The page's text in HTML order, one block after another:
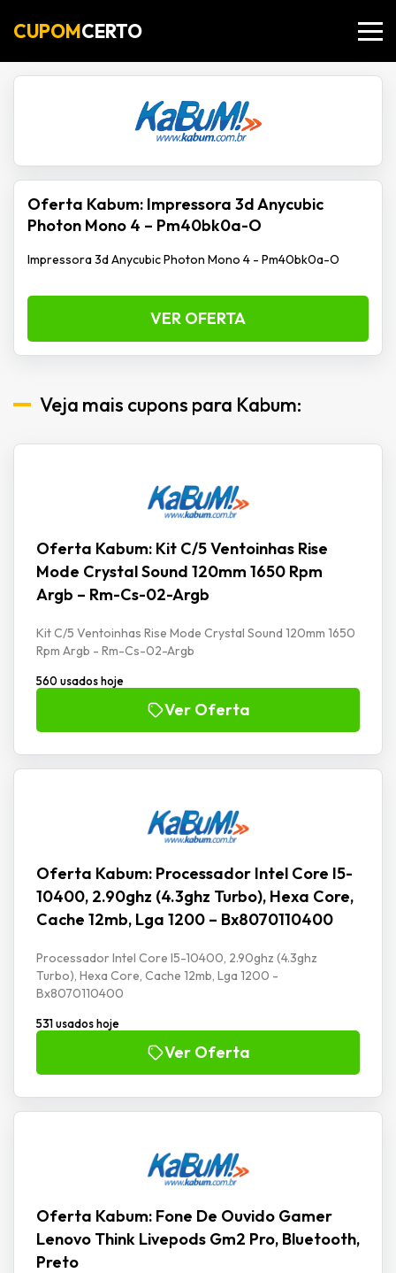
CUPOMCERTO
Oferta Kabum: Impressora 3d Anycubic
Photon Mono 4 – Pm40bk0a-O
Impressora 3d Anycubic Photon Mono 4 - Pm40bk0a-O
VER OFERTA
Veja mais cupons para Kabum:
Oferta Kabum: Kit C/5 Ventoinhas Rise
Mode Crystal Sound 120mm 1650 Rpm
Argb – Rm-Cs-02-Argb
Kit C/5 Ventoinhas Rise Mode Crystal Sound 120mm 1650
Rpm Argb - Rm-Cs-02-Argb
560 usados hoje
Ver Oferta
Oferta Kabum: Processador Intel Core I5-
10400, 2.90ghz (4.3ghz Turbo), Hexa Core,
Cache 12mb, Lga 1200 – Bx8070110400
Processador Intel Core I5-10400, 2.90ghz (4.3ghz
Turbo), Hexa Core, Cache 12mb, Lga 1200 -
Bx8070110400
531 usados hoje
Ver Oferta
Oferta Kabum: Fone De Ouvido Gamer
Lenovo Think Livepods Gm2 Pro, Bluetooth,
Preto